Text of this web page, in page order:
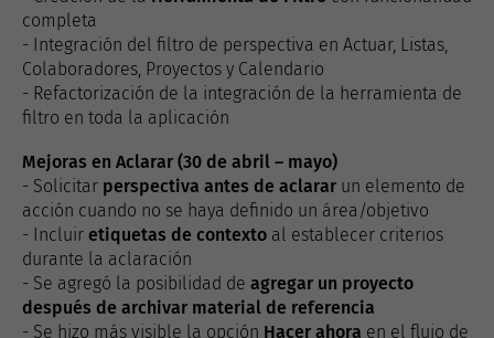
completa
- Integración del filtro de perspectiva en Actuar, Listas,
Colaboradores, Proyectos y Calendario
- Refactorización de la integración de la herramienta de
filtro en toda la aplicación
Mejoras en Aclarar (30 de abril – mayo)
- Solicitar perspectiva antes de aclarar un elemento de
acción cuando no se haya definido un área/objetivo
- Incluir etiquetas de contexto al establecer criterios
durante la aclaración
- Se agregó la posibilidad de agregar un proyecto
después de archivar material de referencia
- Se hizo más visible la opción Hacer ahora en el flujo de